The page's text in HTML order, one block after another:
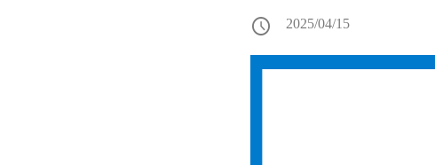
Secioss Access
Manager Enterprise
schedule 2025/04/15